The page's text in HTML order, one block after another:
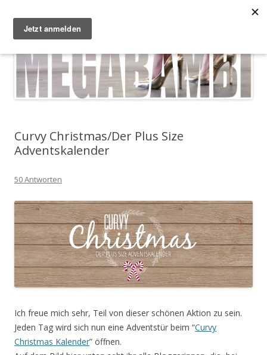
Megabambi
Curvy Christmas/Der Plus Size
Adventskalender
50 Antworten
Ich freue mich sehr, Teil von dieser schönen Aktion zu sein.
Jeden Tag wird sich nun eine Adventstür beim “Curvy
Christmas Kalender” öffnen.